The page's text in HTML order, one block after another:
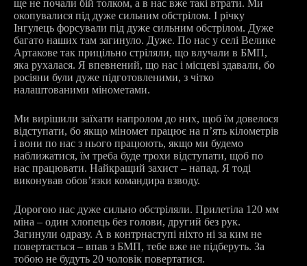
ще не почали бій толком, а в нас вже такі втрати. Ми
окопувалися під дуже сильним обстрілом. І річку
Інгулець форсували під дуже сильним обстрілом. Дуже
багато наших там загинуло. Дуже. По нас у селі Велике
Артакове так прицільно стріляли, що влучали в БМП,
яка рухалася. Я впевнений, що нас і місцеві здавали, бо
росіяни були дуже підготовленими, з чітко
налаштованими мінометами.
Ми вирішили заїхати напролом до них, щоб їм довелося
відступати, бо якщо міномет працює на п’ять кілометрів
і вони по нас з нього працюють, якщо ми будемо
наближатися, їм треба буде трохи відступати, щоб по
нас працювати. Найкращий захист – напад. Я тоді
виконував обов’язки командира взводу.
Дорогою нас дуже сильно обстріляли. Прилетіла 120 мм
міна – один хлопець без голови, другий без рук.
Загинули одразу. А в контрнаступі ніхто ні за ким не
повертається – впав з БМП, тебе вже не підберуть. За
тобою не будуть 20 чоловік повертатися.